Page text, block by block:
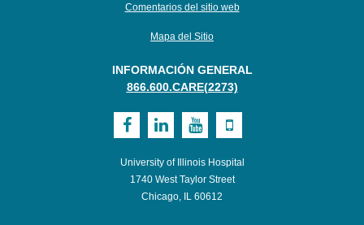
Comentarios del sitio web
Mapa del Sitio
INFORMACIÓN GENERAL
866.600.CARE(2273)
Visit
Health
on
Visit
Health
on
Visit
Health
on
Visit
Health
University of Illinois Hospital
1740 West Taylor Street
Chicago, IL 60612